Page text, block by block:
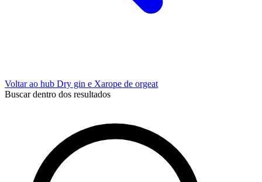
Voltar ao hub Dry gin e Xarope de orgeat
Buscar dentro dos resultados